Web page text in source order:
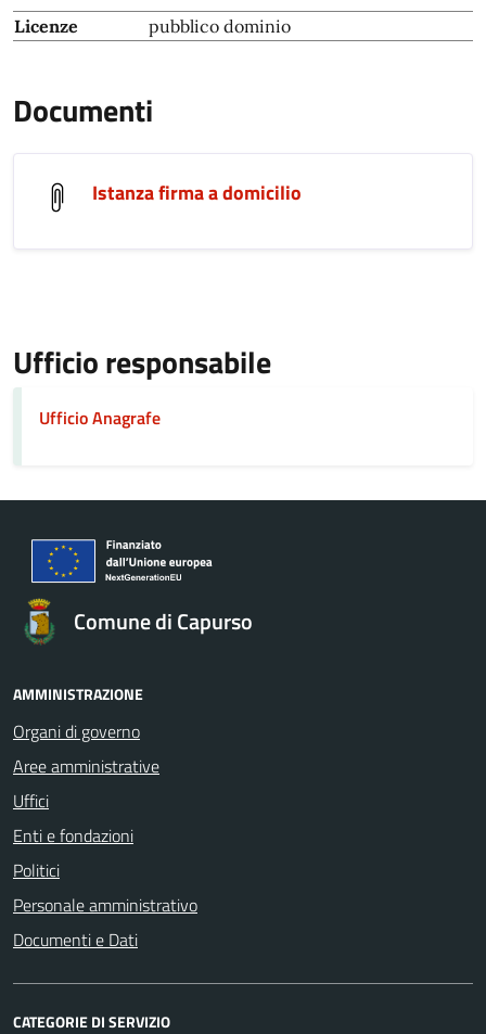
Licenze pubblico dominio
Documenti
Istanza firma a domicilio
Ufficio responsabile
Ufficio Anagrafe
Comune di Capurso
AMMINISTRAZIONE
Organi di governo
Aree amministrative
Uffici
Enti e fondazioni
Politici
Personale amministrativo
Documenti e Dati
CATEGORIE DI SERVIZIO